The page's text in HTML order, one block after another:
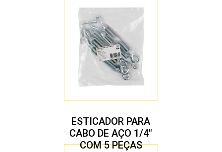
ESTICADOR PARA
CABO DE AÇO 1/4″
COM 5 PEÇAS